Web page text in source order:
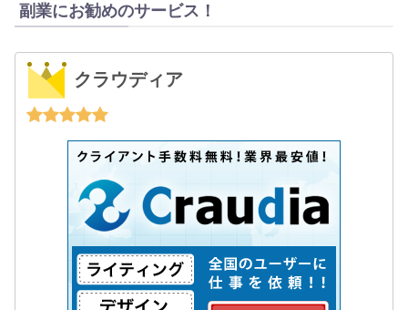
副業にお勧めのサービス！
クラウディア